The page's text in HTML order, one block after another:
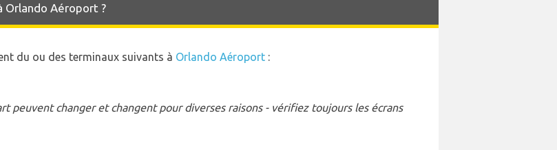
Orlando Aéroport ?
du ou des terminaux suivants à Orlando Aéroport :
peuvent changer et changent pour diverses raisons - vérifiez toujours les écrans